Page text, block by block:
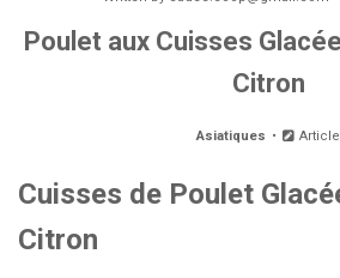
Poulet aux Cuisses
Citron
Asiatiques Article
Cuisses de Poulet
Citron